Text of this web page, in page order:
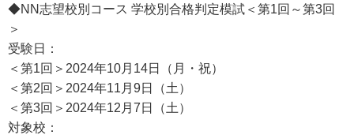
◆NN志望校別コース 学校別合格判定模試＜第1回～第3回
＞
受験日：
＜第1回＞2024年10月14日（月・祝）
＜第2回＞2024年11月9日（土）
＜第3回＞2024年12月7日（土）
対象校：